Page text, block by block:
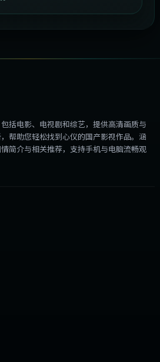
括电影、电视剧和综艺，提供高清画质与
帮助您轻松找到心仪的国产影视作品。涵
简介与相关推荐，支持手机与电脑流畅观